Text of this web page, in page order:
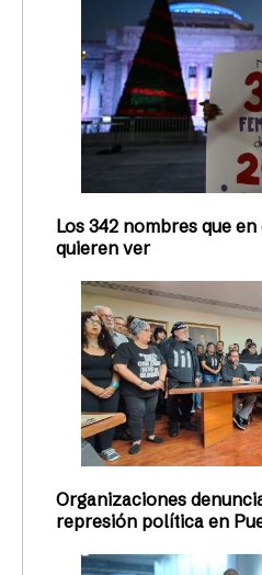
Los 342 nombres que
quieren ver
Organizaciones
represión política en